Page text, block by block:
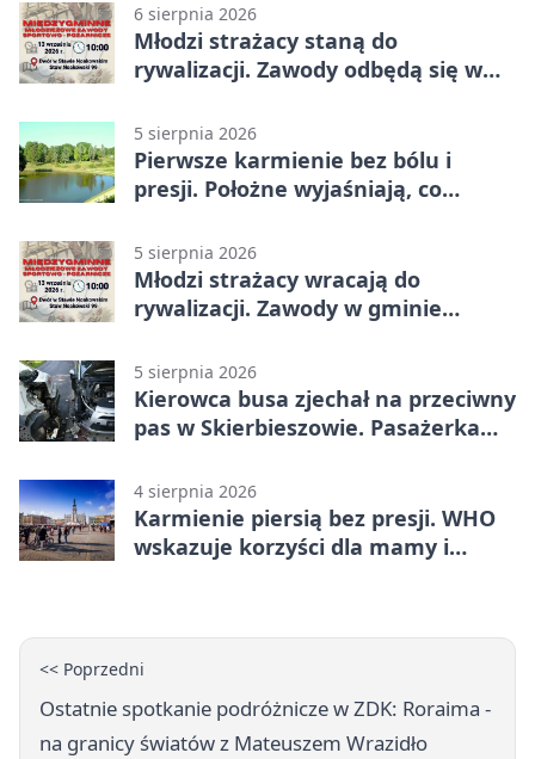
6 sierpnia 2026
Młodzi strażacy staną do
rywalizacji. Zawody odbędą się w
5 sierpnia 2026
Pierwsze karmienie bez bólu i
presji. Położne wyjaśniają, co
5 sierpnia 2026
Młodzi strażacy wracają do
rywalizacji. Zawody w gminie
5 sierpnia 2026
Kierowca busa zjechał na przeciwny
pas w Skierbieszowie. Pasażerka
4 sierpnia 2026
Karmienie piersią bez presji. WHO
wskazuje korzyści dla mamy i
<< Poprzedni
Ostatnie spotkanie podróżnicze w ZDK: Roraima -
na granicy światów z Mateuszem Wrazidło